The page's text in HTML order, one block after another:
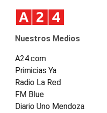
Nuestros Medios
A24.com
Primicias Ya
Radio La Red
FM Blue
Diario Uno Mendoza